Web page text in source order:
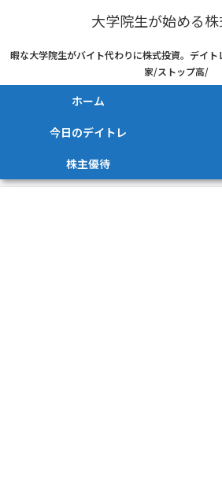
大学院生が始める
暇な大学院生がバイト代わりに株式投資。デイ
家/ストップ高/
ホーム
今日のデイトレ
株主優待